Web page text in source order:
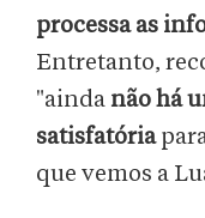
processa as
Entretanto,
"ainda não há
satisfatória
que vemos a